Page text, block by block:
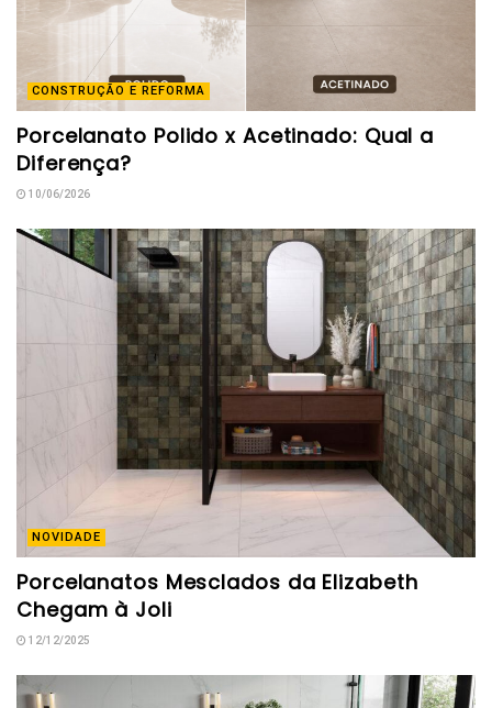
CONSTRUÇÃO E REFORMA
Porcelanato Polido x Acetinado: Qual a
Diferença?
10/06/2026
NOVIDADE
Porcelanatos Mesclados da Elizabeth
Chegam à Joli
12/12/2025